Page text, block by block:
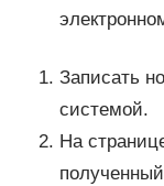
Записать
системой.
На